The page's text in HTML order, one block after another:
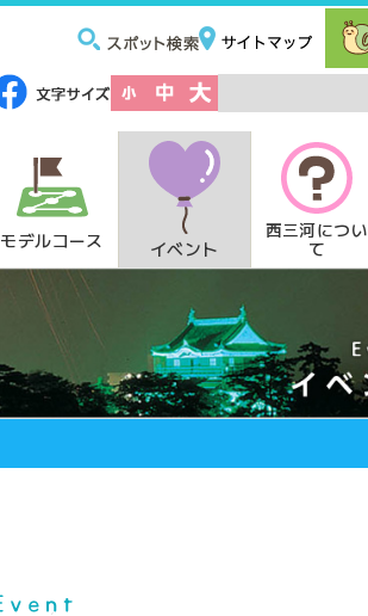
モデルコース イベント
西三河につい
て